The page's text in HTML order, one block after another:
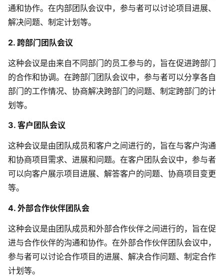
通和协作。在内部团队会议中，参与者可以讨论项目进展、
解决问题、制定计划等。
2. 跨部门团队会议
这种会议是由来自不同部门的员工参与的，旨在促进跨部门
的合作和协调。在跨部门团队会议中，参与者可以分享各自
部门的工作情况、协商解决跨部门的问题、制定跨部门的计
划等。
3. 客户团队会议
这种会议是由团队成员和客户之间进行的，旨在与客户沟通
和协商项目需求、进展和问题。在客户团队会议中，参与者
可以向客户展示项目进展、解答客户的问题、协商项目变更
等。
4. 外部合作伙伴团队会
这种会议是由团队成员和外部合作伙伴之间进行的，旨在促
进与合作伙伴的沟通和协作。在外部合作伙伴团队会议中，
参与者可以讨论合作项目的进展、解决合作问题、制定合作
计划等。